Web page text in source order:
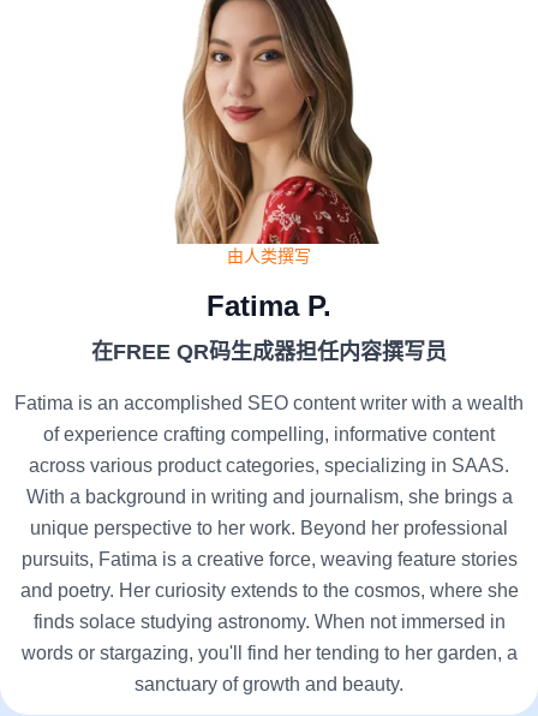
由人类撰写
Fatima P.
在FREE QR码生成器担任内容撰写员
Fatima is an accomplished SEO content writer with a wealth
of experience crafting compelling, informative content
across various product categories, specializing in SAAS.
With a background in writing and journalism, she brings a
unique perspective to her work. Beyond her professional
pursuits, Fatima is a creative force, weaving feature stories
and poetry. Her curiosity extends to the cosmos, where she
finds solace studying astronomy. When not immersed in
words or stargazing, you'll find her tending to her garden, a
sanctuary of growth and beauty.